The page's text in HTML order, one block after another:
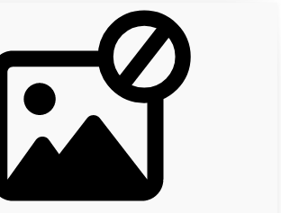
votre disposition au 01.39.14.71.72. Les
les risques auxquels ce bien est exposé
sur le site Géorisques :